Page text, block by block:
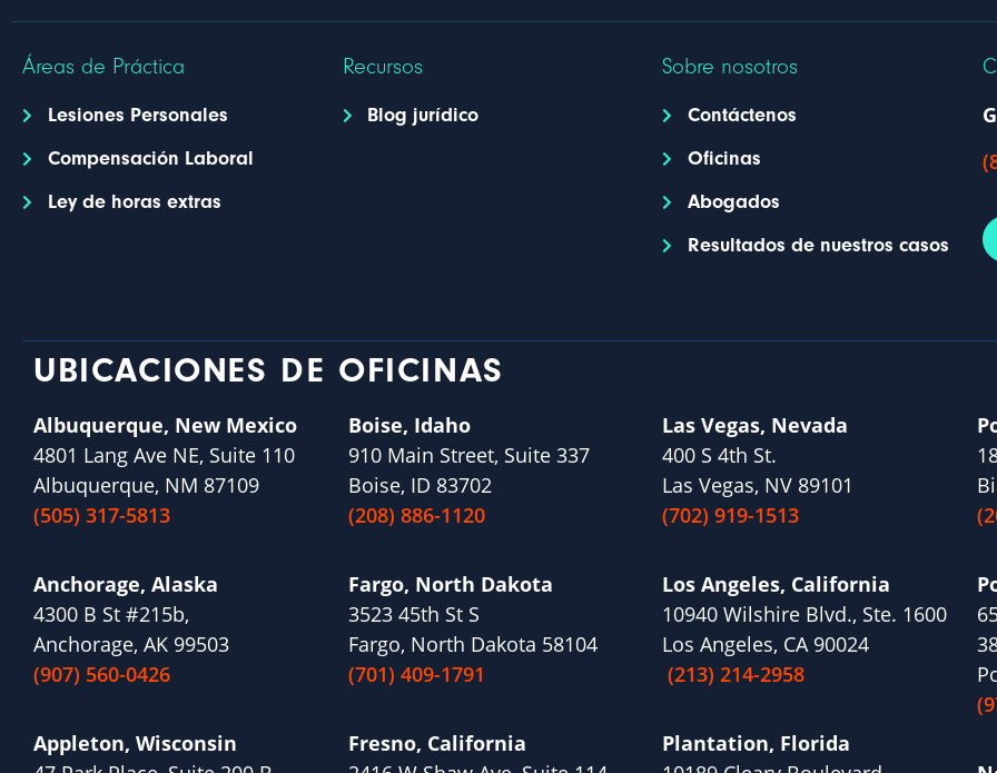
Áreas de Práctica
Lesiones Personales
Compensación Laboral
Ley de horas extras
Recursos
Blog jurídico
Sobre nosotros
Contáctenos
Oficinas
Abogados
Resultados de nuestros casos
UBICACIONES DE OFICINAS
Albuquerque, New Mexico
4801 Lang Ave NE, Suite 110
Albuquerque, NM 87109
(505) 317-5813
Anchorage, Alaska
4300 B St #215b,
Anchorage, AK 99503
(907) 560-0426
Appleton, Wisconsin
Boise, Idaho
910 Main Street, Suite 337
Boise, ID 83702
(208) 886-1120
Fargo, North Dakota
3523 45th St S
Fargo, North Dakota 58104
(701) 409-1791
Fresno, California
Las Vegas, Nevada
400 S 4th St.
Las Vegas, NV 89101
(702) 919-1513
Los Angeles, California
10940 Wilshire Blvd., Ste. 1600
Los Angeles, CA 90024
(213) 214-2958
Plantation, Florida